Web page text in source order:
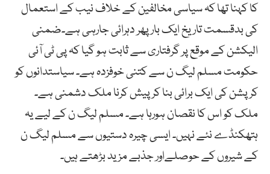
کا کہنا تھا کہ سیاسی مخالفین کے خلاف نیب کے استعمال
کی بدقسمت تاریخ ایک بار پھر دہرائی جارہی ہے۔ضمنی
الیکشن کے موقع پر گرفتاری سے ثابت ہو گیا کہ پی ٹی آئی
حکومت مسلم لیگ ن سے کتنی خوفزدہ ہے۔ سیاستدانوں کو
کرپشن کی ایک برائی بنا کر پیش کرنا ملک دشمنی ہے۔
ملک کو اس کا نقصان ہورہا ہے۔ مسلم لیگ ن کے لیے یہ
ہتھکنڈے نئے نہیں۔ ایسی چیرہ دستیوں سے مسلم لیگ ن
کے شیروں کے حوصلےاور جذبے مزید بڑھتے ہیں۔